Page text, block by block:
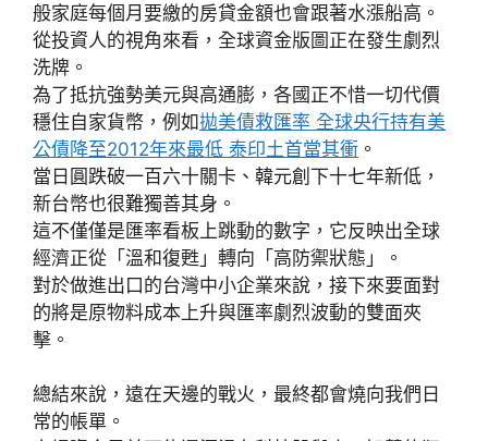
般家庭每個月要繳的房貸金額也會跟著水漲船高。
從投資人的視角來看，全球資金版圖正在發生劇烈
洗牌。
為了抵抗強勢美元與高通膨，各國正不惜一切代價
穩住自家貨幣，例如拋美債救匯率 全球央行持有美
公債降至2012年來最低 泰印土首當其衝 。
當日圓跌破一百六十關卡、韓元創下十七年新低，
新台幣也很難獨善其身。
這不僅僅是匯率看板上跳動的數字，它反映出全球
經濟正從「溫和復甦」轉向「高防禦狀態」。
對於做進出口的台灣中小企業來說，接下來要面對
的將是原物料成本上升與匯率劇烈波動的雙面夾
擊。
總結來說，遠在天邊的戰火，最終都會燒向我們日
常的帳單。